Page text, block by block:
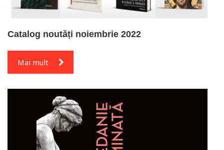
Catalog noutăți noiembrie 2022
Mai mult